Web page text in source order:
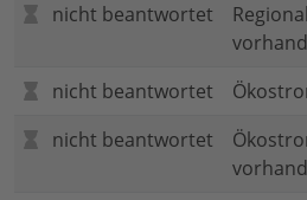
nicht beantwortet
nicht beantwortet
nicht beantwortet